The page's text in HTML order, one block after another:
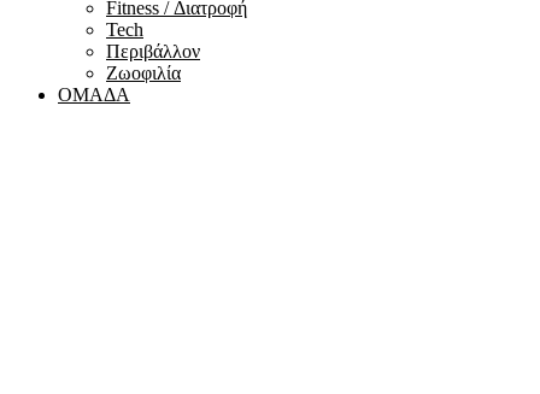
Fitness / Διατροφή
Tech
Περιβάλλον
Ζωοφιλία
ΟΜΑΔΑ